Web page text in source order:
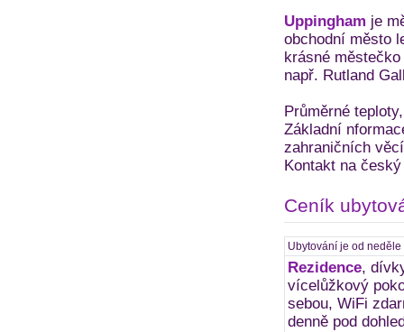
Uppingham je
obchodní město
krásné
např. Rutland
Průměrné
Základní
zahraničních
Kontakt na
Ceník
Ubytování je od
Rezidence,
vícelůžkový
sebou, WiFi
denně pod